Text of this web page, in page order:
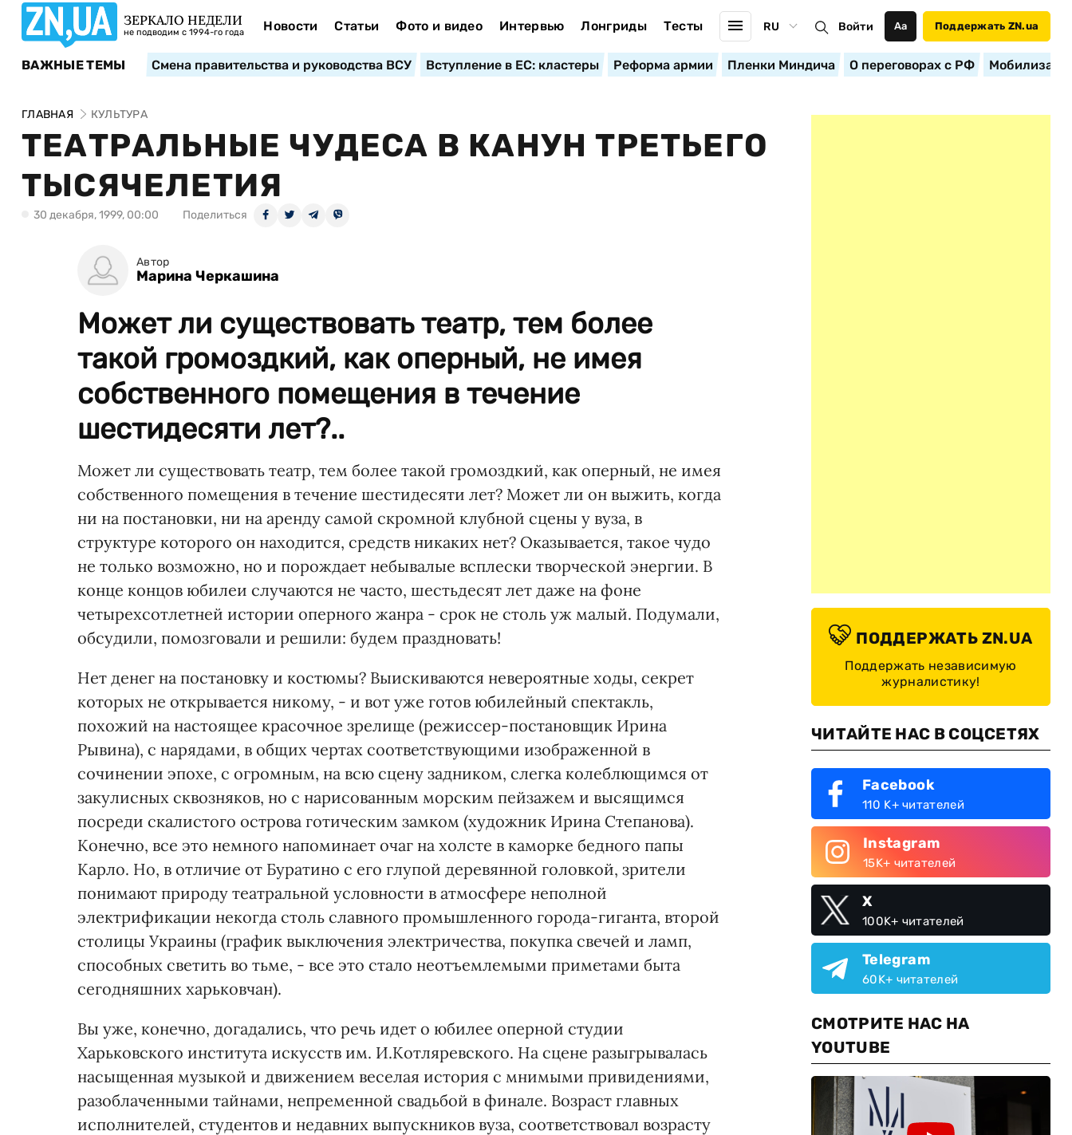
ЗЕРКАЛО НЕДЕЛИ
не подводим с 1994-го года Новости Статьи Фото и видео Интервью Лонгриды Тесты RU Войти Аа Поддержать ZN.ua
ВАЖНЫЕ ТЕМЫ Смена правительства и руководства ВСУ Вступление в ЕС: кластеры Реформа армии Пленки Миндича О переговорах с РФ
ГЛАВНАЯ КУЛЬТУРА
ТЕАТРАЛЬНЫЕ ЧУДЕСА В КАНУН ТРЕТЬЕГО
ТЫСЯЧЕЛЕТИЯ
30 декабря, 1999, 00:00 Поделиться
Автор
Марина Черкашина
Может ли существовать театр, тем более
такой громоздкий, как оперный, не имея
собственного помещения в течение
шестидесяти лет?..
Может ли существовать театр, тем более такой громоздкий, как оперный, не имея
собственного помещения в течение шестидесяти лет? Может ли он выжить, когда
ни на постановки, ни на аренду самой скромной клубной сцены у вуза, в
структуре которого он находится, средств никаких нет? Оказывается, такое чудо
не только возможно, но и порождает небывалые всплески творческой энергии. В
конце концов юбилеи случаются не часто, шестьдесят лет даже на фоне
четырехсотлетней истории оперного жанра - срок не столь уж малый. Подумали,
обсудили, помозговали и решили: будем праздновать!
Нет денег на постановку и костюмы? Выискиваются невероятные ходы, секрет
которых не открывается никому, - и вот уже готов юбилейный спектакль,
похожий на настоящее красочное зрелище (режиссер-постановщик Ирина
Рывина), с нарядами, в общих чертах соответствующими изображенной в
сочинении эпохе, с огромным, на всю сцену задником, слегка колеблющимся от
закулисных сквозняков, но с нарисованным морским пейзажем и высящимся
посреди скалистого острова готическим замком (художник Ирина Степанова).
Конечно, все это немного напоминает очаг на холсте в каморке бедного папы
Карло. Но, в отличие от Буратино с его глупой деревянной головкой, зрители
понимают природу театральной условности в атмосфере неполной
электрификации некогда столь славного промышленного города-гиганта, второй
столицы Украины (график выключения электричества, покупка свечей и ламп,
способных светить во тьме, - все это стало неотъемлемыми приметами быта
сегодняшних харьковчан).
Вы уже, конечно, догадались, что речь идет о юбилее оперной студии
Харьковского института искусств им. И.Котляревского. На сцене разыгрывалась
насыщенная музыкой и движением веселая история с мнимыми привидениями,
разоблаченными тайнами, непременной свадьбой в финале. Возраст главных
исполнителей, студентов и недавних выпускников вуза, соответствовал возрасту
ПОДДЕРЖАТЬ ZN.UA
Поддержать независимую
журналистику!
ЧИТАЙТЕ НАС В СОЦСЕТЯХ
Facebook
110 K+ читателей
Instagram
15K+ читателей
X
100K+ читателей
Telegram
60K+ читателей
СМОТРИТЕ НАС НА
YOUTUBE